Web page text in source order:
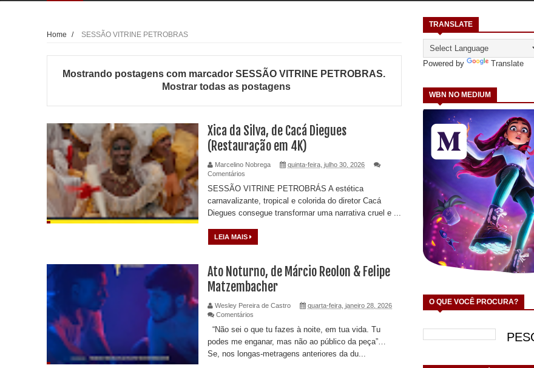
TRANSLATE
Powered by Translate
WBN NO MEDIUM
O QUE VOCÊ PROCURA?
Home / SESSÃO VITRINE PETROBRAS
Mostrando postagens com marcadorSESSÃO VITRINE PETROBRAS.
Mostrar todas as postagens
Xica da Silva, de Cacá Diegues
(Restauração em 4K)
Marcelino Nobrega
quinta-feira, julho 30, 2026
Comentários
SESSÃO VITRINE PETROBRÁS A estética
carnavalizante, tropical e colorida do diretor Cacá
Diegues consegue transformar uma narrativa cruel e ...
LEIA MAIS
Ato Noturno, de Márcio Reolon & Felipe
Matzembacher
Wesley Pereira de Castro
quarta-feira, janeiro 28, 2026
Comentários
“Não sei o que tu fazes à noite, em tua vida. Tu
podes me enganar, mas não ao público da peça”…
Se, nos longas-metragens anteriores da du...